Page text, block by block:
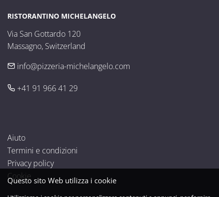
RISTORANTINO MICHELANGELO
Via San Gottardo 120
Massagno, Switzerland
info@pizzeria-michelangelo.com
+41 91 966 41 29
Aiuto
Termini e condizioni
Privacy policy
Cookie
Questo sito Web utilizza i cookie